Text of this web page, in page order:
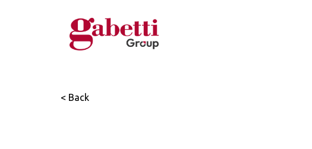
< Back